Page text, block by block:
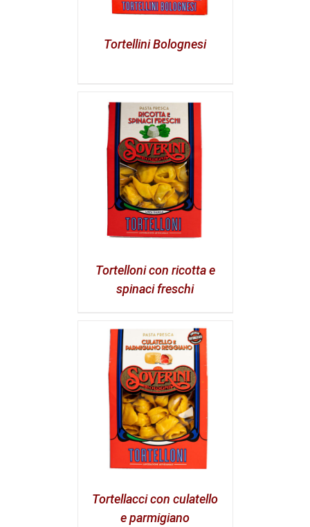
Tortellini Bolognesi
Tortelloni con ricotta e
spinaci freschi
Tortellacci con culatello
e parmigiano